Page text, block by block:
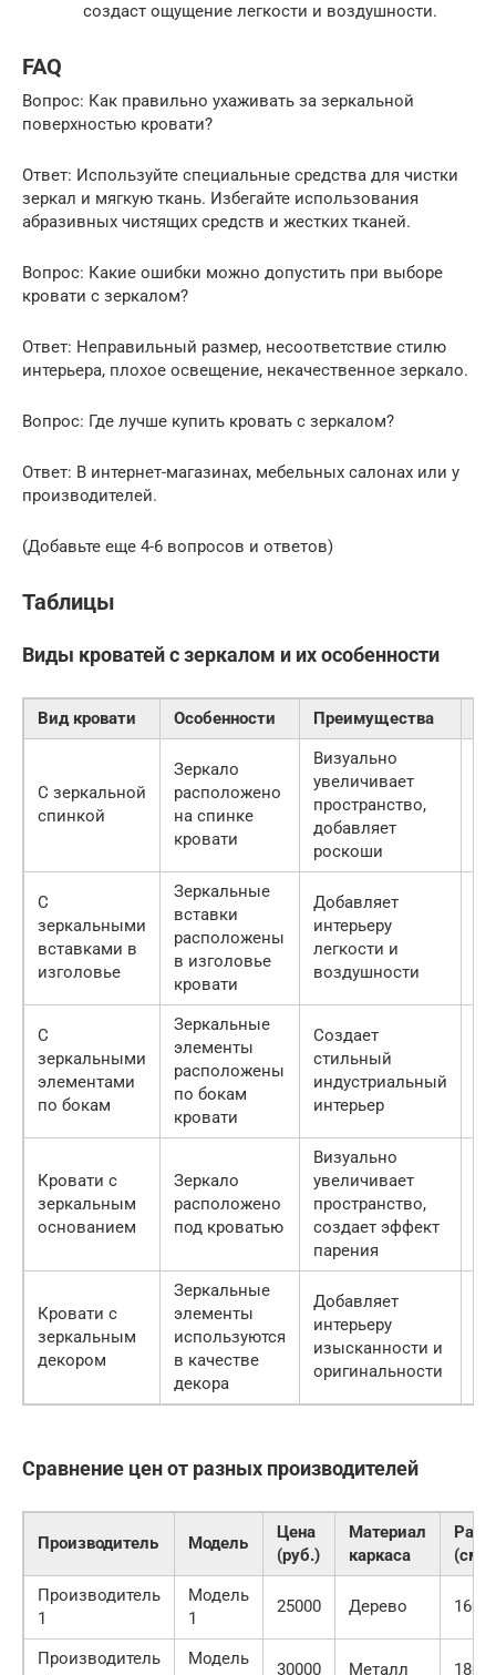
создаст ощущение легкости и воздушности.
FAQ
Вопрос: Как правильно ухаживать за зеркальной
поверхностью кровати?
Ответ: Используйте специальные средства для чистки
зеркал и мягкую ткань. Избегайте использования
абразивных чистящих средств и жестких тканей.
Вопрос: Какие ошибки можно допустить при выборе
кровати с зеркалом?
Ответ: Неправильный размер, несоответствие стилю
интерьера, плохое освещение, некачественное зеркало.
Вопрос: Где лучше купить кровать с зеркалом?
Ответ: В интернет-магазинах, мебельных салонах или у
производителей.
(Добавьте еще 4-6 вопросов и ответов)
Таблицы
Виды кроватей с зеркалом и их особенности
Вид кровати Особенности Преимущества
С зеркальной
спинкой
Зеркало
расположено
на спинке
кровати
Визуально
увеличивает
пространство,
добавляет
роскоши
С
зеркальными
вставками в
изголовье
Зеркальные
вставки
расположены
в изголовье
кровати
Добавляет
интерьеру
легкости и
воздушности
С
зеркальными
элементами
по бокам
Зеркальные
элементы
расположены
по бокам
кровати
Создает
стильный
индустриальный
интерьер
Кровати с
зеркальным
основанием
Зеркало
расположено
под кроватью
Визуально
увеличивает
пространство,
создает эффект
парения
Кровати с
зеркальным
декором
Зеркальные
элементы
используются
в качестве
декора
Добавляет
интерьеру
изысканности и
оригинальности
Сравнение цен от разных производителей
Производитель Модель
Цена
(руб.)
Материал
каркаса
(см)
Производитель
1
Модель
1
25000 Дерево
Производитель
Модель
30000 Металл